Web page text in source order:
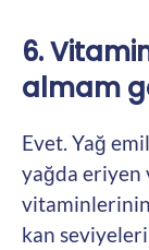
6.
almam
Evet. Yağ
yağda eriyen
kan